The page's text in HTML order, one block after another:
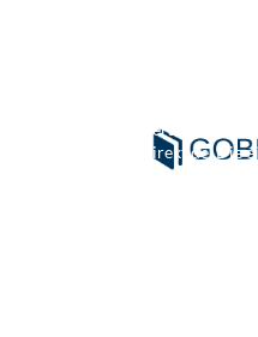
für
von gobd-direkt.de. Die
zudem aus der